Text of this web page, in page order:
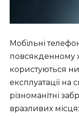
Мобільні
повсякденному
користуються
експлуатації на
різноманітні
вразливих